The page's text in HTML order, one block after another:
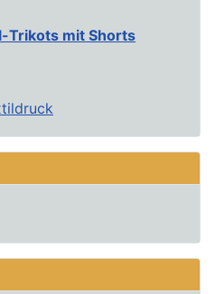
Trikots mit Shorts